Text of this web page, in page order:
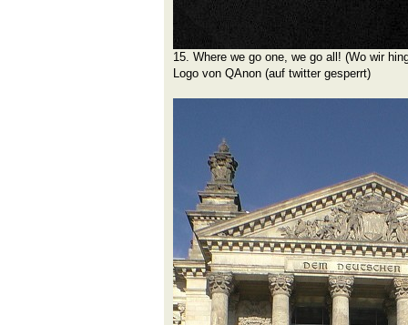
15. Where we go one, we go all! (Wo wir
Logo von QAnon (auf twitter gesperrt)